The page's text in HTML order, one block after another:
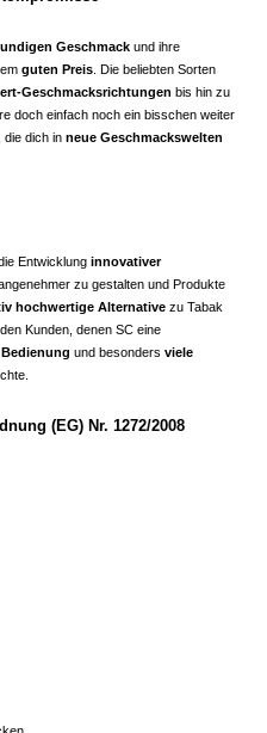
Geschmack und ihre
guten Preis . Die beliebten Sorten
Geschmacksrichtungen bis hin zu
doch einfach noch ein bisschen weiter
die dich in neue Geschmackswelten
Entwicklung innovativer
zu gestalten und Produkte
hochwertige Alternative zu Tabak
Kunden, denen SC eine
und besonders viele
(EG) Nr. 1272/2008